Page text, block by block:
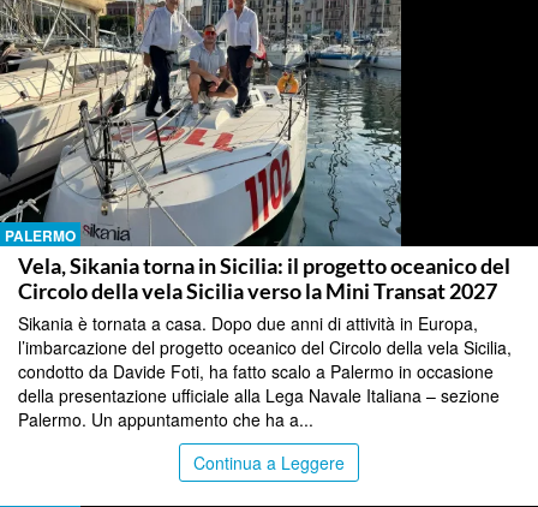
PALERMO
Vela, Sikania torna in Sicilia: il progetto oceanico del
Circolo della vela Sicilia verso la Mini Transat 2027
Sikania è tornata a casa. Dopo due anni di attività in Europa,
l’imbarcazione del progetto oceanico del Circolo della vela Sicilia,
condotto da Davide Foti, ha fatto scalo a Palermo in occasione
della presentazione ufficiale alla Lega Navale Italiana – sezione
Palermo. Un appuntamento che ha a...
Continua a Leggere